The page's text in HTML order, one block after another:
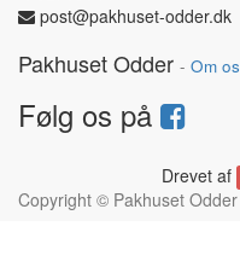
post@pakhuset-odder.dk
Pakhuset Odder - Om os
Følg os på
Drevet af
Copyright © Pakhuset Odder